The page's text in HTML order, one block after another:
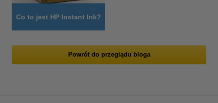
Co to jest HP Instant Ink?
Powrót do przeglądu bloga